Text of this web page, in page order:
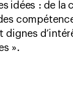
idées : de
dignes
».